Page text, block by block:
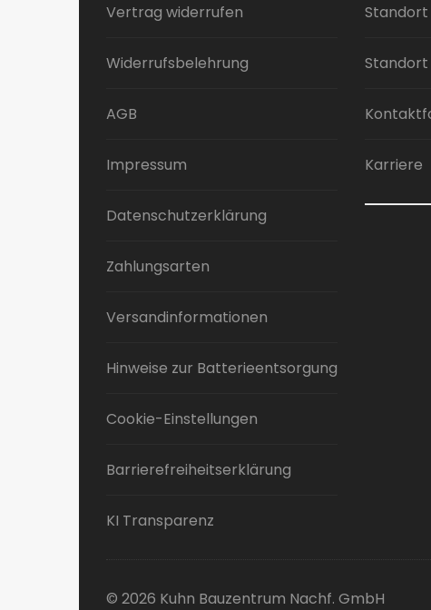
Vertrag widerrufen
Widerrufsbelehrung
AGB
Impressum
Datenschutzerklärung
Zahlungsarten
Versandinformationen
Hinweise zur Batterieentsorgung
Cookie-Einstellungen
Barrierefreiheitserklärung
KI Transparenz
Standort
Standort
Karriere
© 2026 Kuhn Bauzentrum Nachf. GmbH